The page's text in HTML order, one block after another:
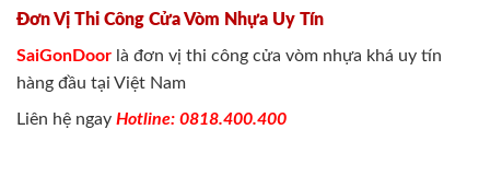
Đơn Vị Thi Công Cửa Vòm Nhựa Uy Tín
SaiGonDoor là đơn vị thi công cửa vòm nhựa khá uy tín
hàng đầu tại Việt Nam
Liên hệ ngay Hotline: 0818.400.400